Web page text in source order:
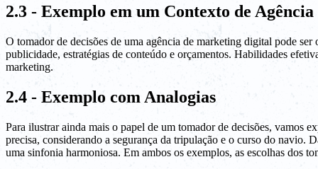
2.3 - Exemplo em um Contexto de
O tomador de decisões de uma agência de marketing digital pode
publicidade, estratégias de conteúdo e orçamentos. Habilidades
marketing.
2.4 - Exemplo com Analogias
Para ilustrar ainda mais o papel de um tomador de decisões, vamos
precisa, considerando a segurança da tripulação e o curso do navio.
uma sinfonia harmoniosa. Em ambos os exemplos, as escolhas dos